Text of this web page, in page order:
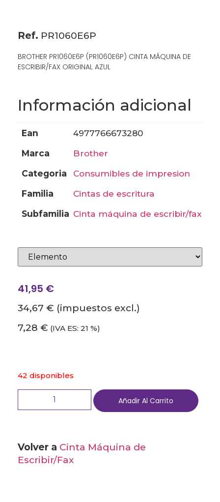
Ref. PR1060E6P
BROTHER PR1060E6P (PR1060E6P) CINTA MÁQUINA DE
ESCRIBIR/FAX ORIGINAL AZUL
Información adicional
ean
4977766673280
marca
brother
categoria
consumibles de impresion
familia
cintas de escritura
subfamilia
cinta máquina de escribir/fax
41,95 €
34,67 € (impuestos excl.)
7,28 € (IVA ES: 21 %)
42 disponibles
Añadir Al Carrito
Volver a Cinta Máquina de
Escribir/Fax